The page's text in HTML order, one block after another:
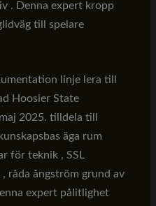
. Denna expert kropp
till spelare
linje lera till
Hoosier State
2025. tilldela till
äga rum
för teknik , SSL
råda ångström grund av
expert pålitlighet